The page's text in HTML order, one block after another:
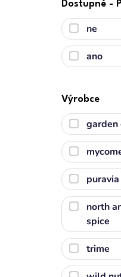
Dostupné -
ne
ano
Výrobce
garden
north
spice
trime